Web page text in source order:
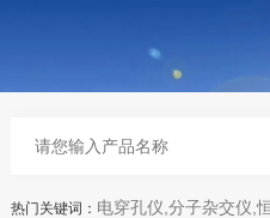
热门关键词： 电穿孔仪,分子杂交仪,